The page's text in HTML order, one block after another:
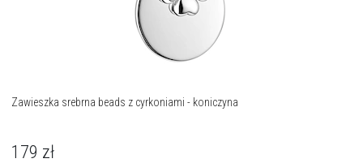
Zawieszka srebrna beads z cyrkoniami - koniczyna
179 zł